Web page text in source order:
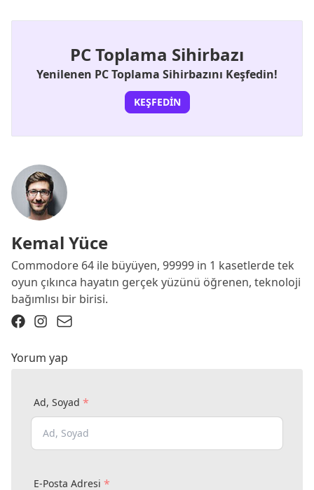
PC Toplama Sihirbazı
Yenilenen PC Toplama Sihirbazını Keşfedin!
KEŞFEDIN
Kemal Yüce
Commodore 64 ile büyüyen, 99999 in 1 kasetlerde tek
oyun çıkınca hayatın gerçek yüzünü öğrenen, teknoloji
bağımlısı bir birisi.
Yorum yap
Ad, Soyad *
E-Posta Adresi *